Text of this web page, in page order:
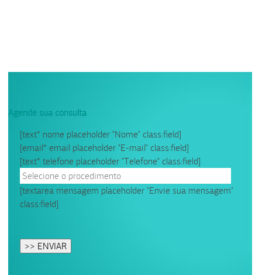
Agende sua consulta
[text* nome placeholder "Nome" class:field]
[email* email placeholder "E-mail" class:field]
[text* telefone placeholder "Telefone" class:field]
[textarea mensagem placeholder "Envie sua mensagem"
class:field]
Please
leave